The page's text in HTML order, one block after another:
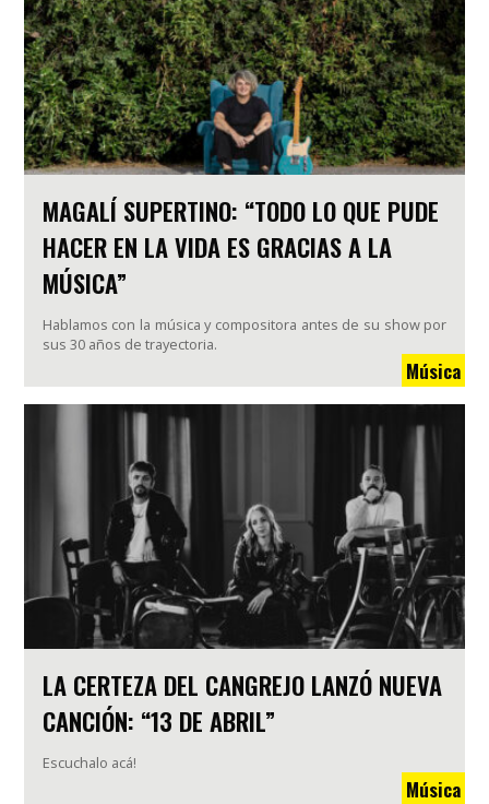
MAGALÍ SUPERTINO: “TODO LO QUE PUDE
HACER EN LA VIDA ES GRACIAS A LA
MÚSICA”
Hablamos con la música y compositora antes de su show por
sus 30 años de trayectoria.
Música
LA CERTEZA DEL CANGREJO LANZÓ NUEVA
CANCIÓN: “13 DE ABRIL”
Escuchalo acá!
Música